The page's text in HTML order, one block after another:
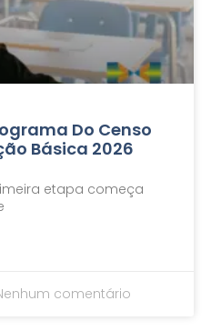
Do Censo
Básica 2026
etapa começa
comentário